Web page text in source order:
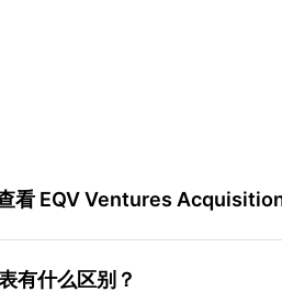
看 EQV Ventures
有什么区别？